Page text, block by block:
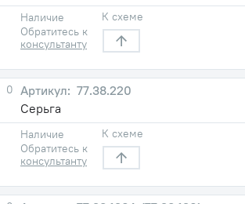
Наличие
Обратитесь к
консультанту
К схеме
0
77.38.220
Серьга
Наличие
Обратитесь к
консультанту
К схеме